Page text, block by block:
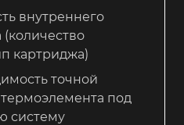
внутреннего
(количество
картриджа)
точной
под
систему